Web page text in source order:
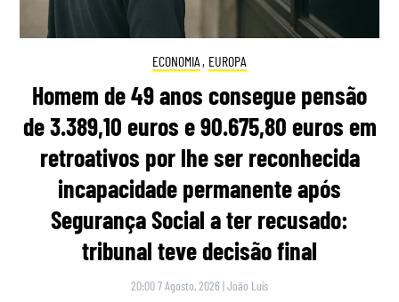
ECONOMIA , EUROPA
Homem de 49 anos consegue pensão
de 3.389,10 euros e 90.675,80 euros em
retroativos por lhe ser reconhecida
incapacidade permanente após
Segurança Social a ter recusado:
tribunal teve decisão final
20:00 7 Agosto, 2026 |João Luís